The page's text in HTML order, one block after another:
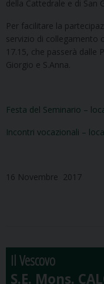
della Cattedrale e di San
Per facilitare la
servizio di collegamento
17.15, che passerà dalle
Giorgio e S.Anna.
Festa del Seminario –
Incontri vocazionali –
16 Novembre 2017
Il Vescovo